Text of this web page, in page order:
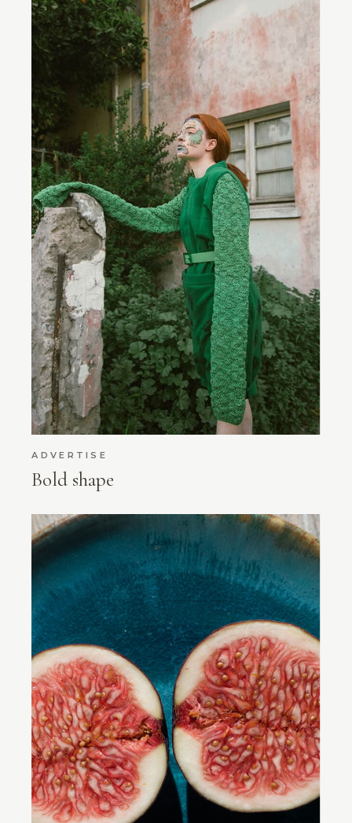
ADVERTISE
Bold shape